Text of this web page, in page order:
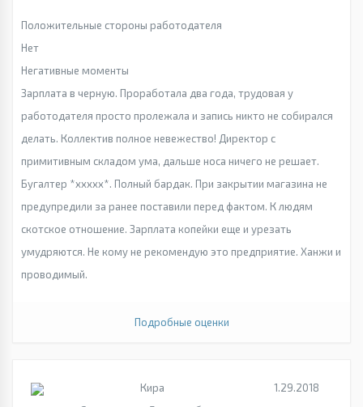
Положительные стороны работодателя
Нет
Негативные моменты
Зарплата в черную. Проработала два года, трудовая у
работодателя просто пролежала и запись никто не собирался
делать. Коллектив полное невежество! Директор с
примитивным складом ума, дальше носа ничего не решает.
Бугалтер *xxxxx*. Полный бардак. При закрытии магазина не
предупредили за ранее поставили перед фактом. К людям
скотское отношение. Зарплата копейки еще и урезать
умудряются. Не кому не рекомендую это предприятие. Ханжи и
проводимый.
Подробные оценки
Кира
1.29.2018